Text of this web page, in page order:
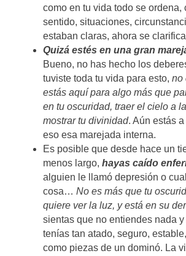
como en tu vida todo se ordena,
sentido, situaciones,
estaban claras, ahora se
Quizá estés en una gran
Bueno, no has hecho los
tuviste toda tu vida para esto, no
estás aquí para algo más que
en tu oscuridad, traer el cielo a
mostrar tu divinidad. Aún estás
eso esa marejada interna.
Es posible que desde hace un
menos largo, hayas caído
alguien le llamó depresión o
cosa… No es más que tu
quiere ver la luz, y está en su
sientas que no entiendes nada
tenías tan atado, seguro,
como piezas de un dominó. La